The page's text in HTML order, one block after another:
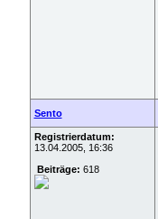
Sento
Registrierdatum:
13.04.2005, 16:36
Beiträge: 618